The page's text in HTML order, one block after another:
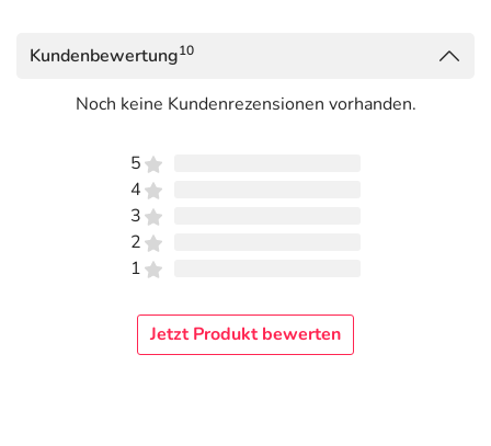
Kundenbewertung10
Noch keine Kundenrezensionen vorhanden.
5
4
3
2
1
Jetzt Produkt bewerten